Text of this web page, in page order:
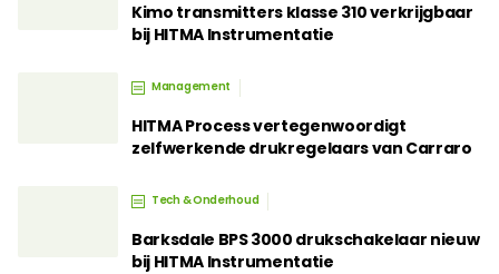
Kimo transmitters klasse 310 verkrijgbaar
bij HITMA Instrumentatie
Management
HITMA Process vertegenwoordigt
zelfwerkende drukregelaars van Carraro
Tech & Onderhoud
Barksdale BPS 3000 drukschakelaar nieuw
bij HITMA Instrumentatie